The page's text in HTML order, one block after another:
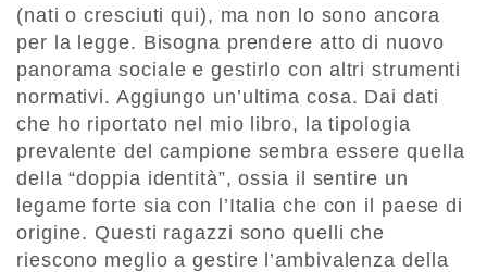
(nati o cresciuti qui), ma non lo sono ancora
per la legge. Bisogna prendere atto di nuovo
panorama sociale e gestirlo con altri strumenti
normativi. Aggiungo un’ultima cosa. Dai dati
che ho riportato nel mio libro, la tipologia
prevalente del campione sembra essere quella
della “doppia identità”, ossia il sentire un
legame forte sia con l’Italia che con il paese di
origine. Questi ragazzi sono quelli che
riescono meglio a gestire l’ambivalenza della